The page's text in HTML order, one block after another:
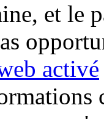
et le
activé